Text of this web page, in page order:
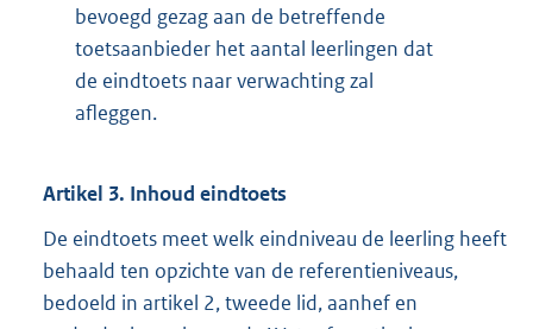
bevoegd gezag aan de betreffende
toetsaanbieder het aantal leerlingen dat
de eindtoets naar verwachting zal
afleggen.
Artikel 3. Inhoud eindtoets
De eindtoets meet welk eindniveau de leerling heeft
behaald ten opzichte van de referentieniveaus,
bedoeld in artikel 2, tweede lid, aanhef en